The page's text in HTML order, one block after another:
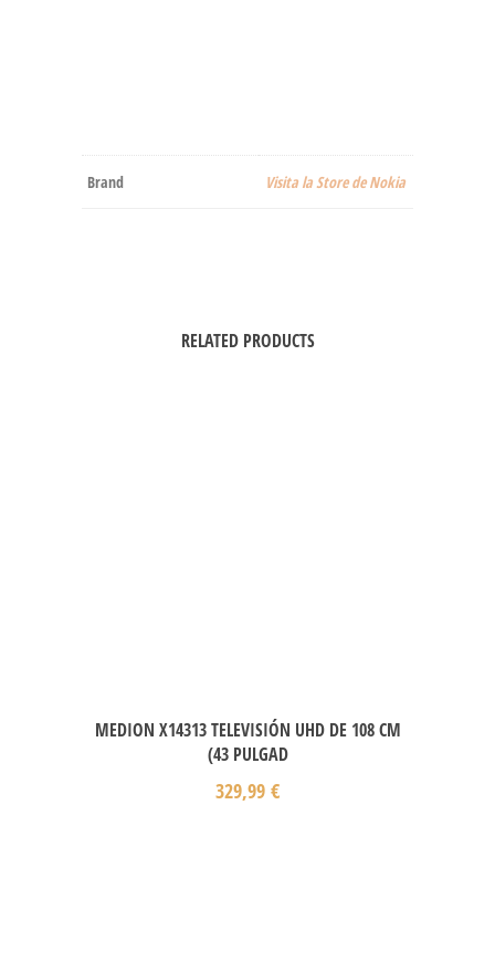
Brand Visita la Store de Nokia
RELATED PRODUCTS
MEDION X14313 TELEVISIÓN UHD DE 108 CM
(43 PULGAD
329,99 €